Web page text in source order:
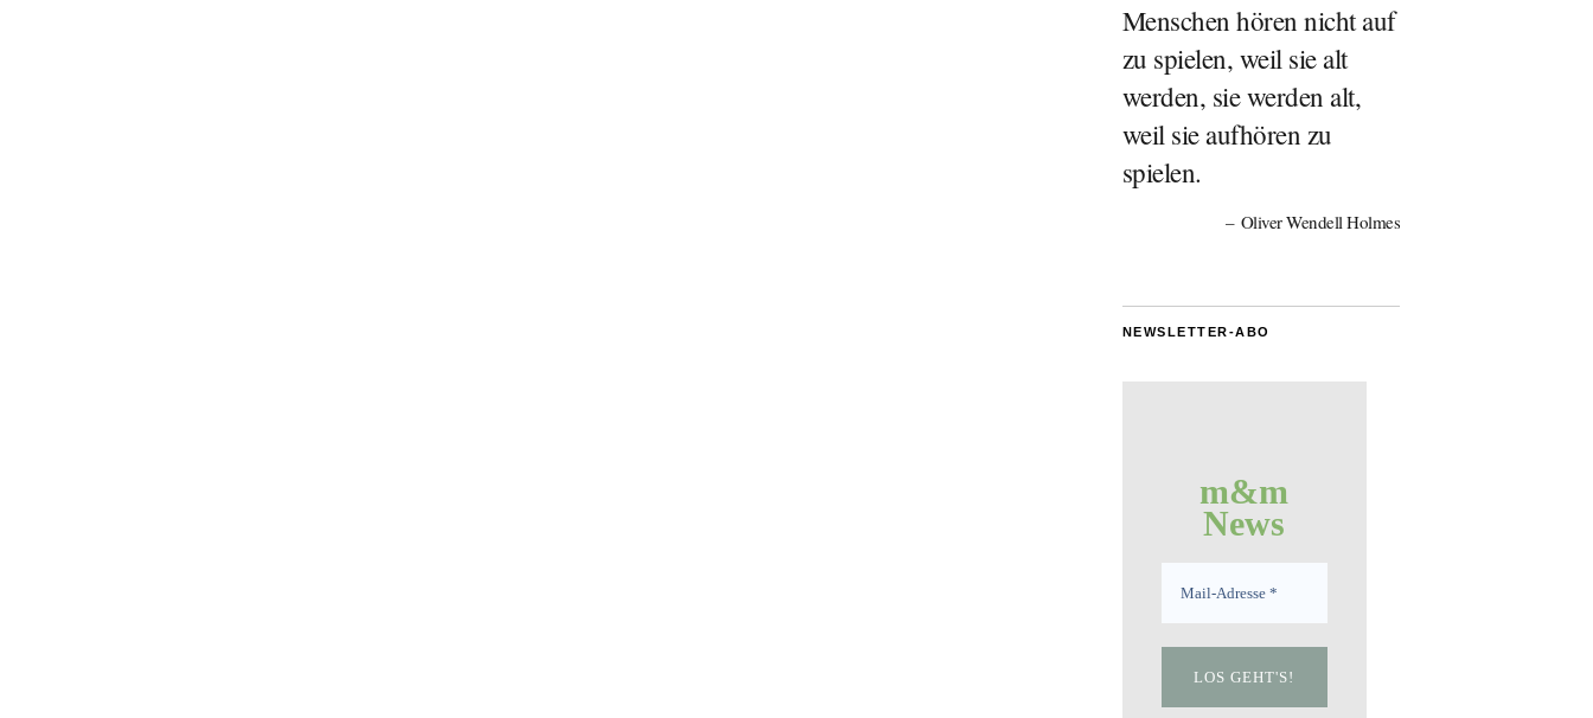
Menschen hören nicht auf
zu spielen, weil sie alt
werden, sie werden alt,
weil sie aufhören zu
spielen.
Oliver Wendell Holmes
NEWSLETTER-ABO
m&m
News